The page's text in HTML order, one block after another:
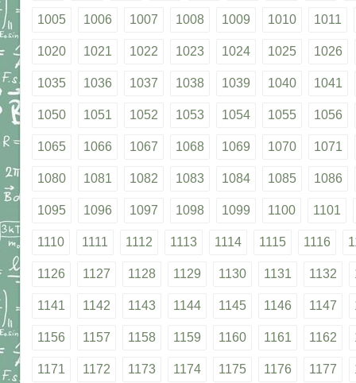
1005 1006 1007 1008 1009 1010 1011
1020 1021 1022 1023 1024 1025 1026
1035 1036 1037 1038 1039 1040 1041
1050 1051 1052 1053 1054 1055 1056
1065 1066 1067 1068 1069 1070 1071
1080 1081 1082 1083 1084 1085 1086
1095 1096 1097 1098 1099 1100 1101
1110 1111 1112 1113 1114 1115 1116
1126 1127 1128 1129 1130 1131 1132
1141 1142 1143 1144 1145 1146 1147
1156 1157 1158 1159 1160 1161 1162
1171 1172 1173 1174 1175 1176 1177